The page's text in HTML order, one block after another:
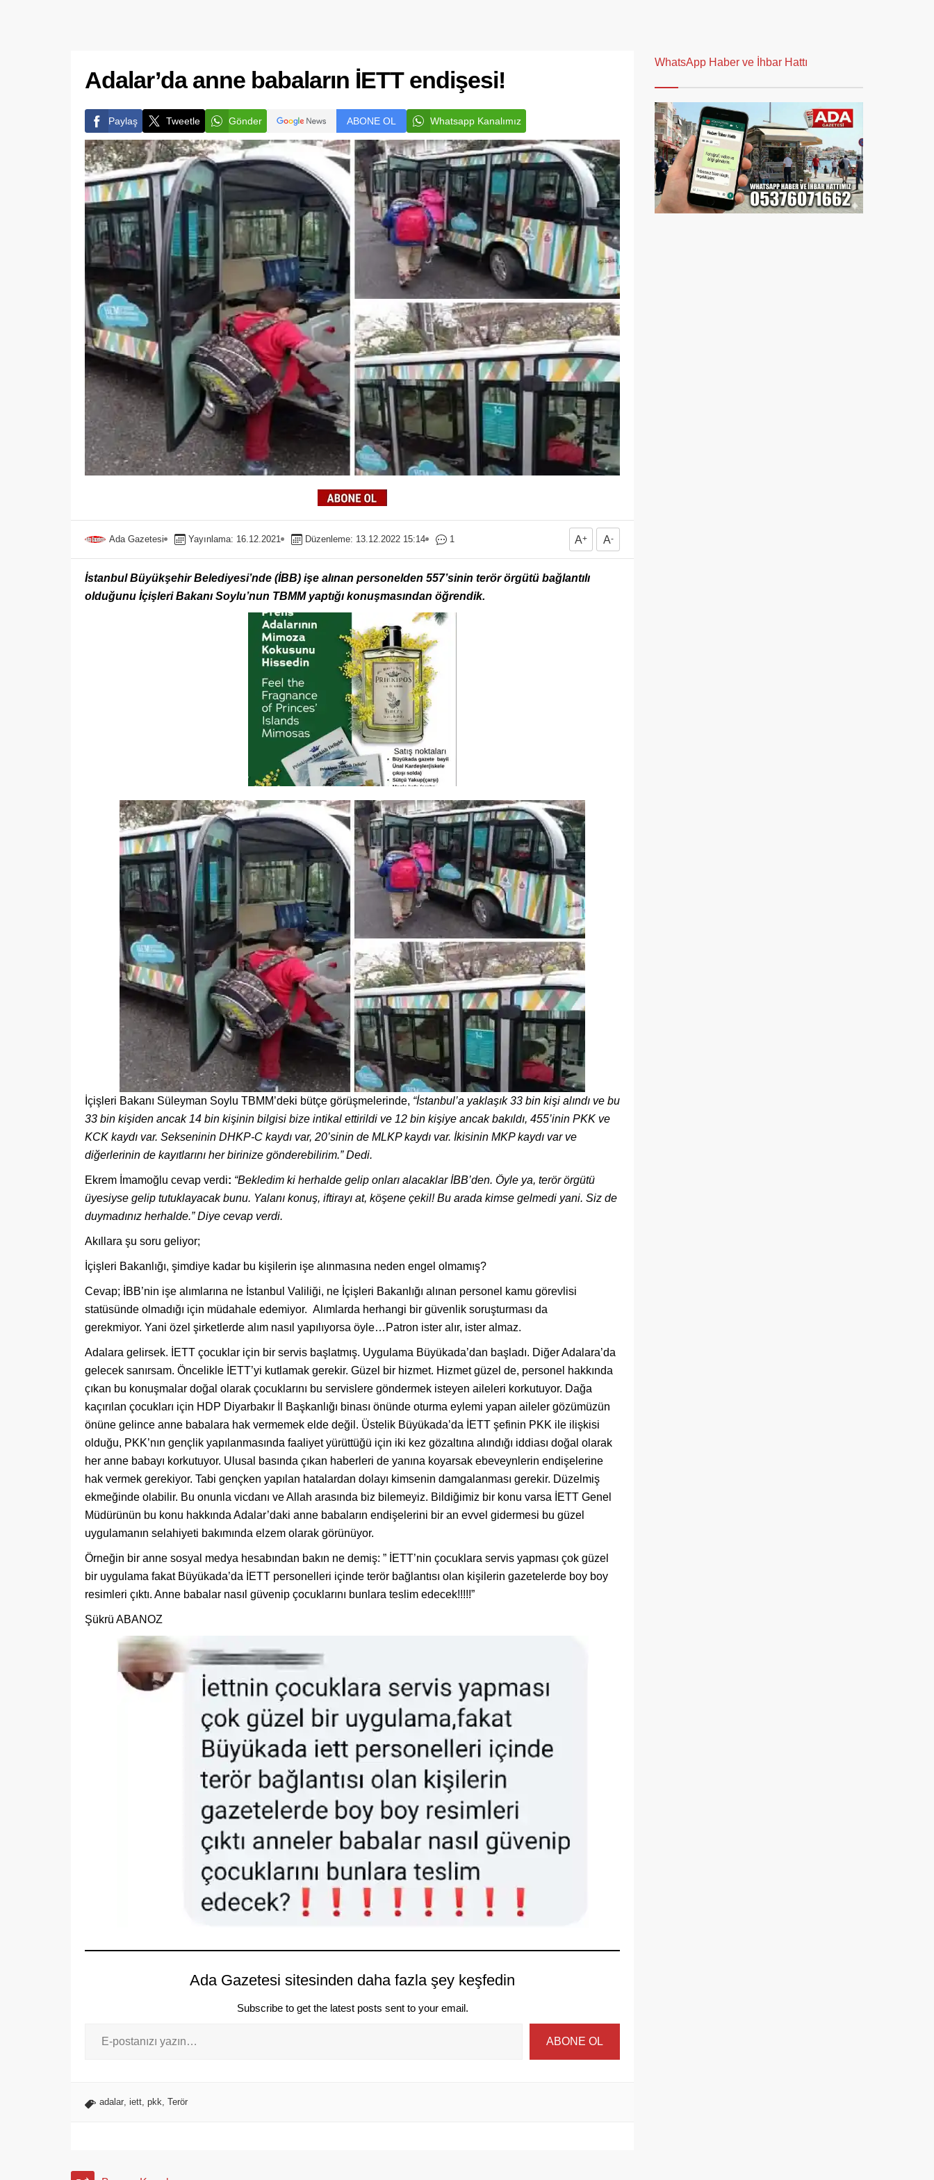
Adalar’da anne babaların İETT endişesi!
Paylaş Tweetle Gönder ABONE OL Whatsapp Kanalımız
Ada Gazetesi Yayınlama: 16.12.2021 Düzenleme: 13.12.2022 15:14 1 A+ A-
İstanbul Büyükşehir Belediyesi’nde (İBB) işe alınan personelden 557’sinin terör örgütü bağlantılı
olduğunu İçişleri Bakanı Soylu’nun TBMM yaptığı konuşmasından öğrendik.
İçişleri Bakanı Süleyman Soylu TBMM’deki bütçe görüşmelerinde, “İstanbul’a yaklaşık 33 bin kişi alındı ve bu
33 bin kişiden ancak 14 bin kişinin bilgisi bize intikal ettirildi ve 12 bin kişiye ancak bakıldı, 455’inin PKK ve
KCK kaydı var. Sekseninin DHKP-C kaydı var, 20’sinin de MLKP kaydı var. İkisinin MKP kaydı var ve
diğerlerinin de kayıtlarını her birinize gönderebilirim.”Dedi.
Ekrem İmamoğlu cevap verdi: “Bekledim ki herhalde gelip onları alacaklar İBB’den. Öyle ya, terör örgütü
üyesiyse gelip tutuklayacak bunu. Yalanı konuş, iftirayı at, köşene çekil! Bu arada kimse gelmedi yani. Siz de
duymadınız herhalde.”Diye cevap verdi.
Akıllara şu soru geliyor;
İçişleri Bakanlığı, şimdiye kadar bu kişilerin işe alınmasına neden engel olmamış?
Cevap; İBB’nin işe alımlarına ne İstanbul Valiliği, ne İçişleri Bakanlığı alınan personel kamu görevlisi
statüsünde olmadığı için müdahale edemiyor. Alımlarda herhangi bir güvenlik soruşturması da
gerekmiyor. Yani özel şirketlerde alım nasıl yapılıyorsa öyle…Patron ister alır, ister almaz.
Adalara gelirsek. İETT çocuklar için bir servis başlatmış. Uygulama Büyükada’dan başladı. Diğer Adalara’da
gelecek sanırsam. Öncelikle İETT’yi kutlamak gerekir. Güzel bir hizmet. Hizmet güzel de, personel hakkında
çıkan bu konuşmalar doğal olarak çocuklarını bu servislere göndermek isteyen aileleri korkutuyor. Dağa
kaçırılan çocukları için HDP Diyarbakır İl Başkanlığı binası önünde oturma eylemi yapan aileler gözümüzün
önüne gelince anne babalara hak vermemek elde değil. Üstelik Büyükada’da İETT şefinin PKK ile ilişkisi
olduğu, PKK’nın gençlik yapılanmasında faaliyet yürüttüğü için iki kez gözaltına alındığı iddiası doğal olarak
her anne babayı korkutuyor. Ulusal basında çıkan haberleri de yanına koyarsak ebeveynlerin endişelerine
hak vermek gerekiyor. Tabi gençken yapılan hatalardan dolayı kimsenin damgalanması gerekir. Düzelmiş
ekmeğinde olabilir. Bu onunla vicdanı ve Allah arasında biz bilemeyiz. Bildiğimiz bir konu varsa İETT Genel
Müdürünün bu konu hakkında Adalar’daki anne babaların endişelerini bir an evvel gidermesi bu güzel
uygulamanın selahiyeti bakımında elzem olarak görünüyor.
Örneğin bir anne sosyal medya hesabından bakın ne demiş: ” İETT’nin çocuklara servis yapması çok güzel
bir uygulama fakat Büyükada’da İETT personelleri içinde terör bağlantısı olan kişilerin gazetelerde boy boy
resimleri çıktı. Anne babalar nasıl güvenip çocuklarını bunlara teslim edecek!!!!!”
Şükrü ABANOZ
Ada Gazetesi sitesinden daha fazla şey keşfedin
Subscribe to get the latest posts sent to your email.
ABONE OL
adalar iett pkk Terör
WhatsApp Haber ve İhbar Hattı